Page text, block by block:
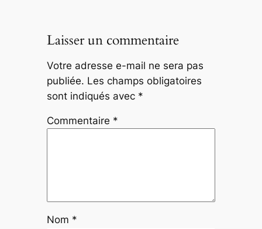
Laisser un commentaire
Votre adresse e-mail ne sera pas
publiée. Les champs obligatoires
sont indiqués avec *
Commentaire *
Nom *